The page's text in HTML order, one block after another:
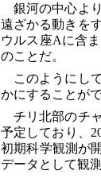
銀河の中心よ
遠ざかる動きを
ウルス座Aに含
のことだ。
このようにし
かにすることがで
チリ北部のチ
予定しており、
初期科学観測が
データとして観